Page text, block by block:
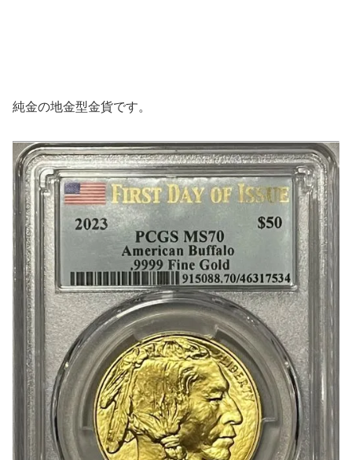
純金の地金型金貨です。